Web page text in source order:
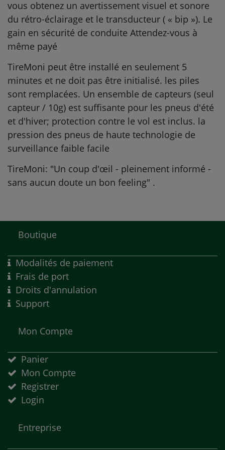
vous obtenez un avertissement visuel et sonore
du rétro-éclairage et le transducteur ( « bip »). Le
gain en sécurité de conduite Attendez-vous à
même payé
TireMoni peut être installé en seulement 5
minutes et ne doit pas être initialisé. les piles
sont remplacées. Un ensemble de capteurs (seul
capteur / 10g) est suffisante pour les pneus d'été
et d'hiver; protection contre le vol est inclus. la
pression des pneus de haute technologie de
surveillance faible facile
TireMoni: "Un coup d'œil - pleinement informé -
sans aucun doute un bon feeling" .
Boutique
Modalités de paiement
Frais de port
Droits d'annulation
Support
Mon Compte
Panier
Mon Compte
Registrer
Login
Entreprise